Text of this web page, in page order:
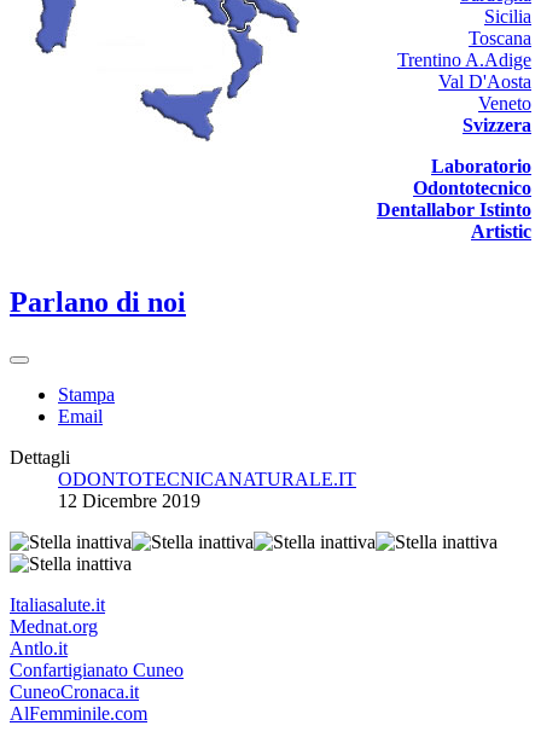
Sicilia
Toscana
Trentino A.Adige
Val D'Aosta
Veneto
Svizzera
Laboratorio
Odontotecnico
Dentallabor Istinto
Artistic
Parlano di noi
Stampa
Email
Dettagli
ODONTOTECNICANATURALE.IT
12 Dicembre 2019
Italiasalute.it
Mednat.org
Antlo.it
Confartigianato Cuneo
CuneoCronaca.it
AlFemminile.com